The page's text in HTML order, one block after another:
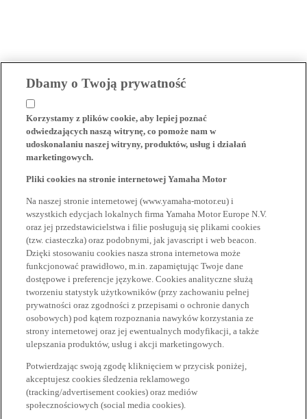
Dbamy o Twoją prywatność
Korzystamy z plików cookie, aby lepiej poznać
odwiedzających naszą witrynę, co pomoże nam w
udoskonalaniu naszej witryny, produktów, usług i działań
marketingowych.
Pliki cookies na stronie internetowej Yamaha Motor
Na naszej stronie internetowej (www.yamaha-motor.eu) i
wszystkich edycjach lokalnych firma Yamaha Motor Europe N.V.
oraz jej przedstawicielstwa i filie posługują się plikami cookies
(tzw. ciasteczka) oraz podobnymi, jak javascript i web beacon.
Dzięki stosowaniu cookies nasza strona internetowa może
funkcjonować prawidłowo, m.in. zapamiętując Twoje dane
dostępowe i preferencje językowe. Cookies analityczne służą
tworzeniu statystyk użytkowników (przy zachowaniu pełnej
prywatności oraz zgodności z przepisami o ochronie danych
osobowych) pod kątem rozpoznania nawyków korzystania ze
strony internetowej oraz jej ewentualnych modyfikacji, a także
ulepszania produktów, usług i akcji marketingowych.
Potwierdzając swoją zgodę kliknięciem w przycisk poniżej,
akceptujesz cookies śledzenia reklamowego
(tracking/advertisement cookies) oraz mediów
społecznościowych (social media cookies).